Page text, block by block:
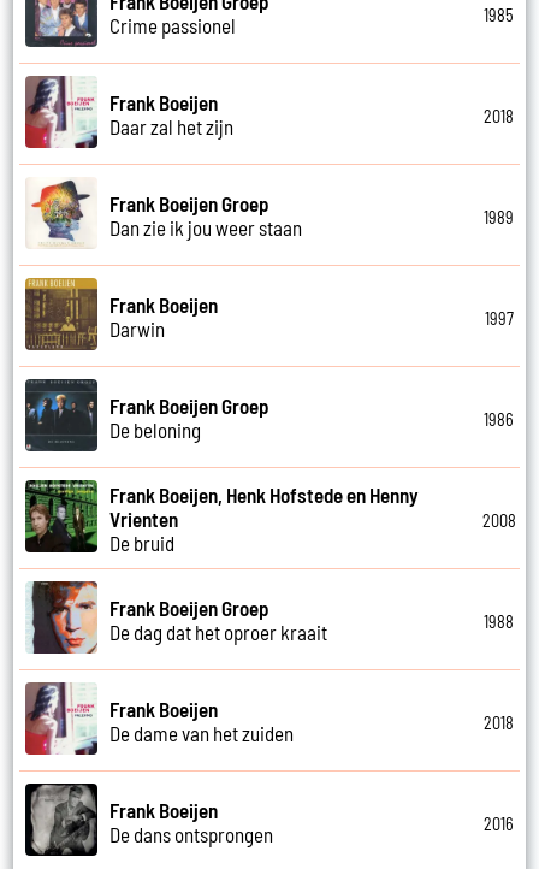
Crime passionel
1985
Frank Boeijen
Daar zal het zijn
2018
Frank Boeijen Groep
Dan zie ik jou weer staan
1989
Frank Boeijen
Darwin
1997
Frank Boeijen Groep
De beloning
1986
Frank Boeijen, Henk Hofstede en Henny
Vrienten
De bruid
2008
Frank Boeijen Groep
De dag dat het oproer kraait
1988
Frank Boeijen
De dame van het zuiden
2018
Frank Boeijen
De dans ontsprongen
2016